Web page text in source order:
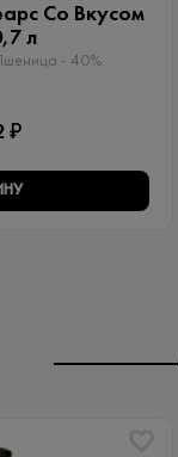
Со Вкусом
л
- 40%
₽